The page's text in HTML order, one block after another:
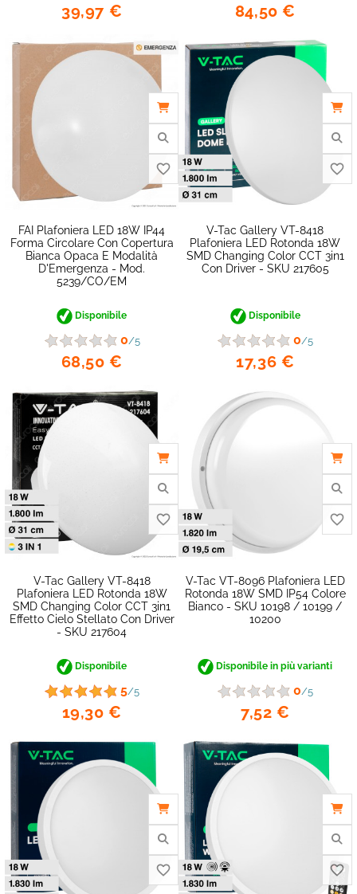
favorite_border
39,97 €
favorite_border
84,50 €
FAI Plafoniera LED 18W IP44
Forma Circolare Con Copertura
Bianca Opaca E Modalità
D'Emergenza - Mod.
5239/CO/EM
Disponibile
0/5
68,50 €
favorite_border
V-Tac Gallery VT-8418
Plafoniera LED Rotonda 18W
SMD Changing Color CCT 3in1
Con Driver - SKU 217605
Disponibile
0/5
17,36 €
V-Tac Gallery VT-8418
Plafoniera LED Rotonda 18W
SMD Changing Color CCT 3in1
Effetto Cielo Stellato Con Driver
- SKU 217604
Disponibile
5/5
19,30 €
V-Tac VT-8096 Plafoniera LED
Rotonda 18W SMD IP54 Colore
Bianco - SKU 10198 / 10199 /
10200
Disponibile in più varianti
0/5
7,52 €